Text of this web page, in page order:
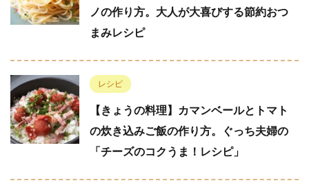
ノの作り方。大人が大喜びする節約おつ
まみレシピ
レシピ
【きょうの料理】カマンベールとトマト
の炊き込みご飯の作り方。ぐっち夫婦の
「チーズのコクうま！レシピ」